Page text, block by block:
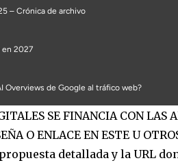
SE FINANCIA CON LAS
O ENLACE EN ESTE U
detallada y la URL